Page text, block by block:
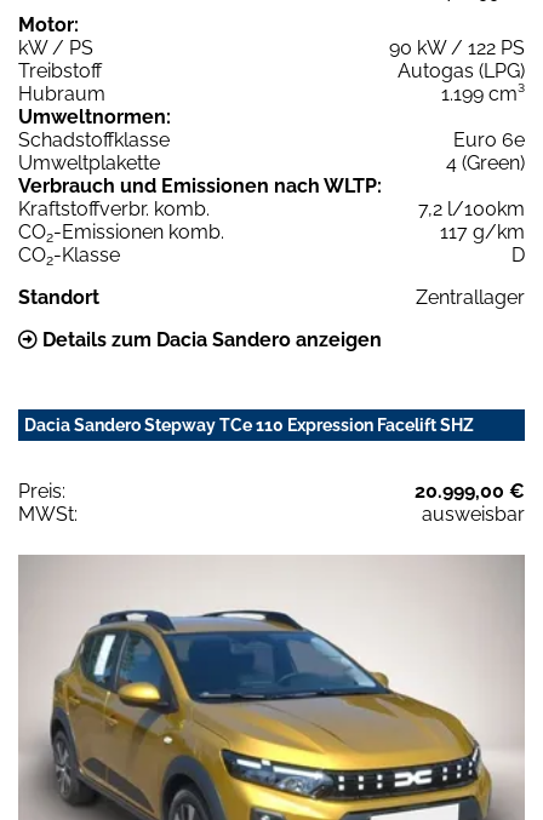
Motor:
kW / PS
90 kW / 122 PS
Treibstoff
Autogas (LPG)
Hubraum
1.199 cm³
Umweltnormen:
Schadstoffklasse
Euro 6e
Umweltplakette
4 (Green)
Verbrauch und Emissionen nach WLTP:
Kraftstoffverbr. komb.
7,2 l/100km
CO2-Emissionen komb.
117 g/km
CO2-Klasse
D
Standort
Zentrallager
Details zum Dacia Sandero anzeigen
Dacia Sandero Stepway TCe 110 Expression Facelift SHZ
Preis:
20.999,00 €
MWSt:
ausweisbar